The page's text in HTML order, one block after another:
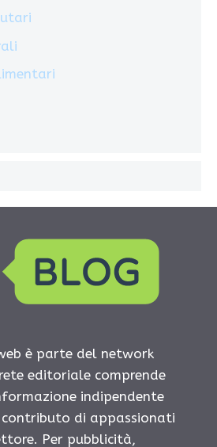
è parte del network
editoriale comprende
indipendente
di appassionati
Per pubblicità,